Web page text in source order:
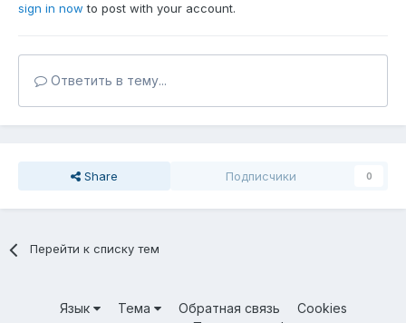
sign in now to post with your account.
Ответить в тему...
Share Подписчики 0
Перейти к списку тем
Язык Тема Обратная связь
Cookies